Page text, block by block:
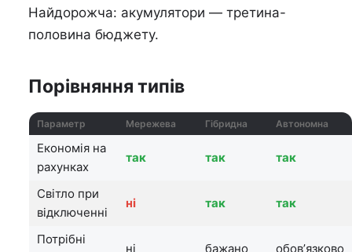
Найдорожча: акумулятори — третина-
половина бюджету.
Порівняння типів
Параметр Мережева Гібридна Автономна
Економія на
рахунках
так так так
Світло при
відключенні
ні так так
Потрібні
ні бажано обовʼязково